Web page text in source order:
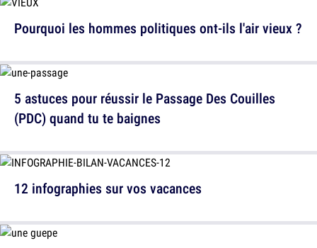
5 astuces pour réussir le Passage Des Couilles
(PDC) quand tu te baignes
Pourquoi les hommes politiques ont-ils l'air vieux ?
12 infographies sur vos vacances